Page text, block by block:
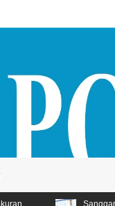
Lukis Barong Art